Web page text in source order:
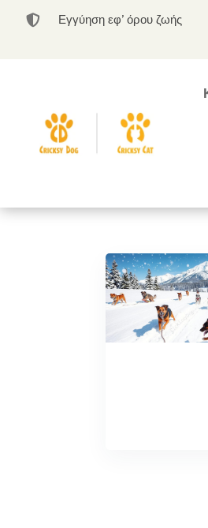
 Εγγύηση εφ’ όρου ζωής